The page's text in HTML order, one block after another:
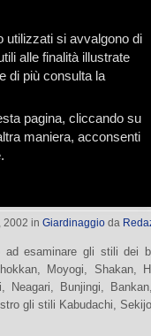
Le nostre firme
stili importanti (II)
2002 in Giardinaggio da
ad esaminare gli stili dei
Moyogi, Shakan,
Neagari, Bunjingi,
gli stili Kabudachi,
utilizzati si avvalgono di
alle finalità illustrate
di più consulta la
pagina, cliccando su
maniera, acconsenti